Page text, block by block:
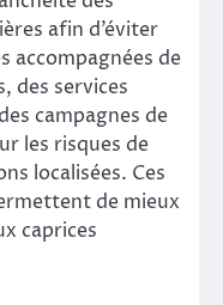
afin d’éviter
accompagnées de
des services
campagnes de
les risques de
localisées. Ces
de mieux
caprices